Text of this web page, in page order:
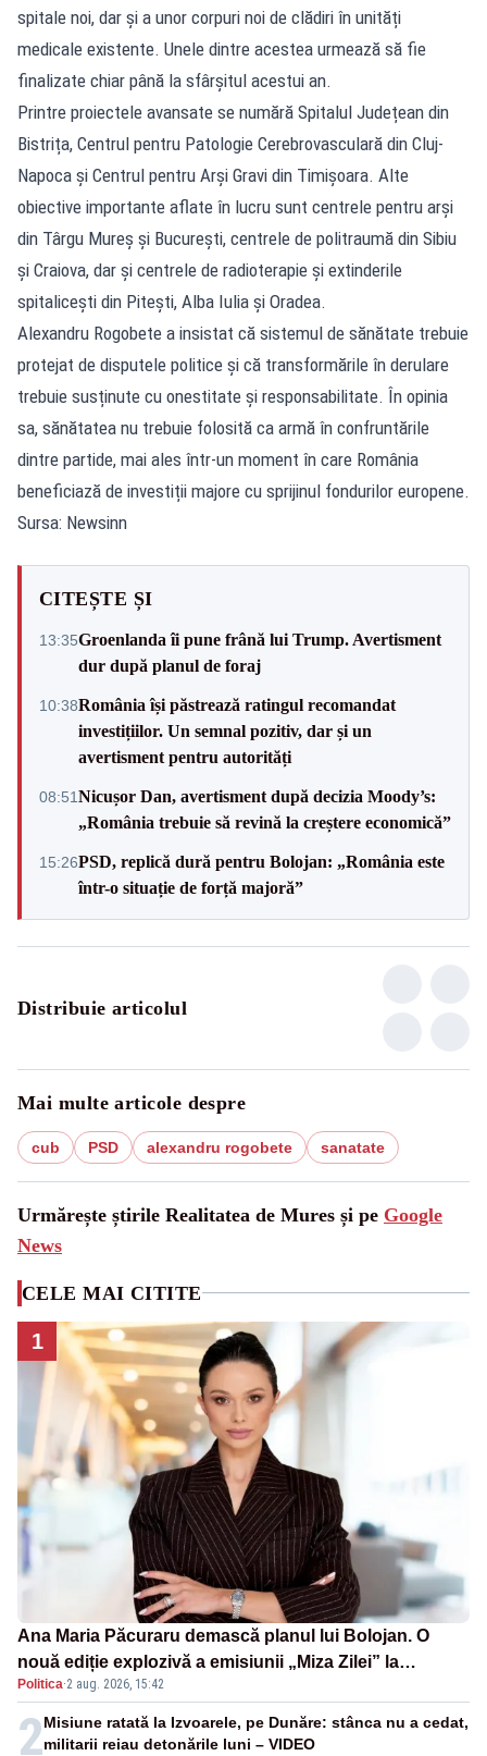
spitale noi, dar și a unor corpuri noi de clădiri în unități
medicale existente. Unele dintre acestea urmează să fie
finalizate chiar până la sfârșitul acestui an.
Printre proiectele avansate se numără Spitalul Județean din
Bistrița, Centrul pentru Patologie Cerebrovasculară din Cluj-
Napoca și Centrul pentru Arși Gravi din Timișoara. Alte
obiective importante aflate în lucru sunt centrele pentru arși
din Târgu Mureș și București, centrele de politraumă din Sibiu
și Craiova, dar și centrele de radioterapie și extinderile
spitalicești din Pitești, Alba Iulia și Oradea.
Alexandru Rogobete a insistat că sistemul de sănătate trebuie
protejat de disputele politice și că transformările în derulare
trebuie susținute cu onestitate și responsabilitate. În opinia
sa, sănătatea nu trebuie folosită ca armă în confruntările
dintre partide, mai ales într-un moment în care România
beneficiază de investiții majore cu sprijinul fondurilor europene.
Sursa: Newsinn
CITEȘTE ȘI
13:35Groenlanda îi pune frână lui Trump. Avertisment
dur după planul de foraj
10:38România își păstrează ratingul recomandat
investițiilor. Un semnal pozitiv, dar și un
avertisment pentru autorități
08:51Nicușor Dan, avertisment după decizia Moody’s:
„România trebuie să revină la creștere economică”
15:26PSD, replică dură pentru Bolojan: „România este
într-o situație de forță majoră”
Distribuie articolul
Mai multe articole despre
cub PSD alexandru rogobete sanatate
Urmărește știrile Realitatea de Mures și pe Google
News
CELE MAI CITITE
1
Ana Maria Păcuraru demască planul lui Bolojan. O
nouă ediție explozivă a emisiunii „Miza Zilei” la
Realitatea PLUS
Politica·2 aug. 2026, 15:42
2Misiune ratată la Izvoarele, pe Dunăre: stânca nu a cedat,
militarii reiau detonările luni – VIDEO